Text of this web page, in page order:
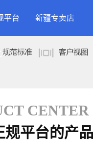
平台 新疆专卖店
CENTER
规平台的产